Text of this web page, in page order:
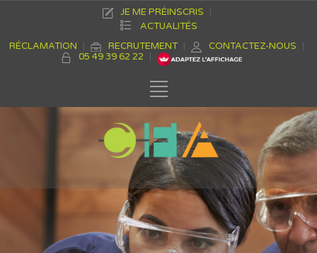
JE ME PRÉINSCRIS
ACTUALITÉS
RÉCLAMATION
RECRUTEMENT
CONTACTEZ-NOUS
05 49 39 62 22